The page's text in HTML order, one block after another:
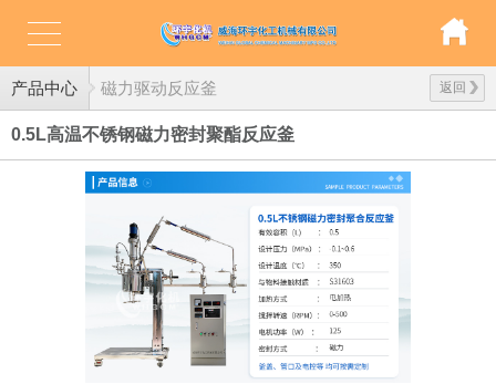
产品中心 返回
磁力驱动反应釜
0.5L高温不锈钢磁力密封聚酯反应釜